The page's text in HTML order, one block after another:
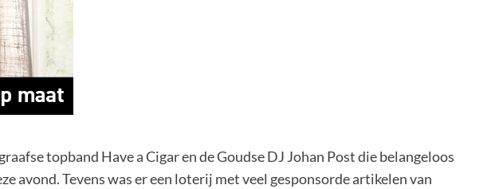
topband Have a Cigar en de Goudse DJ Johan Post die belangeloos
avond. Tevens was er een loterij met veel gesponsorde artikelen van